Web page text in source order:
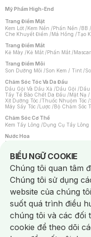
Mỹ Phẩm High-End
Trang Điểm Mặt
Kem Lót /Kem Nền /Phấn Nền /BB
Che Khuyết Điểm /Má Hồng /Tạo
Trang Điểm Mắt
Kẻ Mày /Kẻ Mắt /Phấn Mắt /
Trang Điểm Môi
Son Dưỡng Môi /Son Kem / Tint /
Chăm Sóc Tóc Và Da Đầu
Dầu Gội Và Dầu Xả /Dầu Gội /Dầu
Tẩy Tế Bào Chết Da Đầu /Mặt Nạ /
Xịt Dưỡng Tóc /Thuốc Nhuộm Tóc /
Máy Sấy Tóc /Lược /Bộ Chăm Sóc
Chăm Sóc Cơ Thể
Kem Tẩy Lông /Dụng Cụ Tẩy Lông
Nước Hoa
Nước Hoa Nữ
Chăm Sóc Cá Nhân
Chống Muỗi /Khẩu Trang /Máy
Sản Phẩm Chăm Sóc Khác /Bàn
Hỗ Trợ Trắng Răng/Kem Đánh
Tăm / Chỉ Nha Khoa/ Xịt Thơm
Khăn Ướt Vệ Sinh Vùng Kín/
Máy Cạo Râu
Vấn Đề Về Da
Da Dầu / Lỗ Chân Lông To/ Da
Da Nhạy Cảm / Kích Ứng
Da Xỉn
Quầng Thâm & Bọng Mắt /Sẹo /
BIỂU NGỮ COOKIE
Notice about cookies
Chúng tôi quan tâm
Chúng tôi sử dụng
website của chúng
suốt quá trình điều
chúng tôi và các đối
cookie để theo dõi